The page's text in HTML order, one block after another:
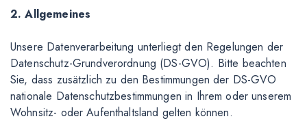
2. Allgemeines
Unsere Datenverarbeitung unterliegt den Regelungen der
Datenschutz-Grundverordnung (DS-GVO). Bitte beachten
Sie, dass zusätzlich zu den Bestimmungen der DS-GVO
nationale Datenschutzbestimmungen in Ihrem oder unserem
Wohnsitz- oder Aufenthaltsland gelten können.